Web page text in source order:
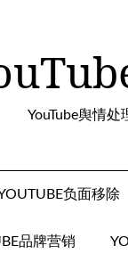
YouTube舆情处
负面移除
品牌营销